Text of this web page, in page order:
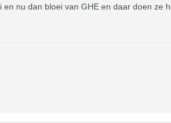
nu dan bloei van GHE en daar doen ze